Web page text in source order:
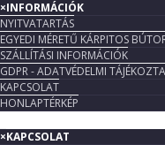
×INFORMÁCIÓK
NYITVATARTÁS
EGYEDI MÉRETŰ KÁRPITOS
SZÁLLÍTÁSI INFORMÁCIÓK
GDPR - ADATVÉDELMI
KAPCSOLAT
HONLAPTÉRKÉP
×KAPCSOLAT